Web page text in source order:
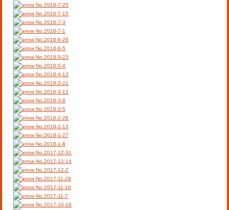
No.2018-7-25
No.2018-7-15
No.2018-7-3
No.2018-7-1
No.2018-6-28
No.2018-6-5
No.2018-5-23
No.2018-5-4
No.2018-4-13
No.2018-3-21
No.2018-3-13
No.2018-3-8
No.2018-3-5
No.2018-2-26
No.2018-2-13
No.2018-1-27
No.2018-1-8
No.2017-12-31
No.2017-12-14
No.2017-12-2
No.2017-11-29
No.2017-11-16
No.2017-11-7
No.2017-10-18